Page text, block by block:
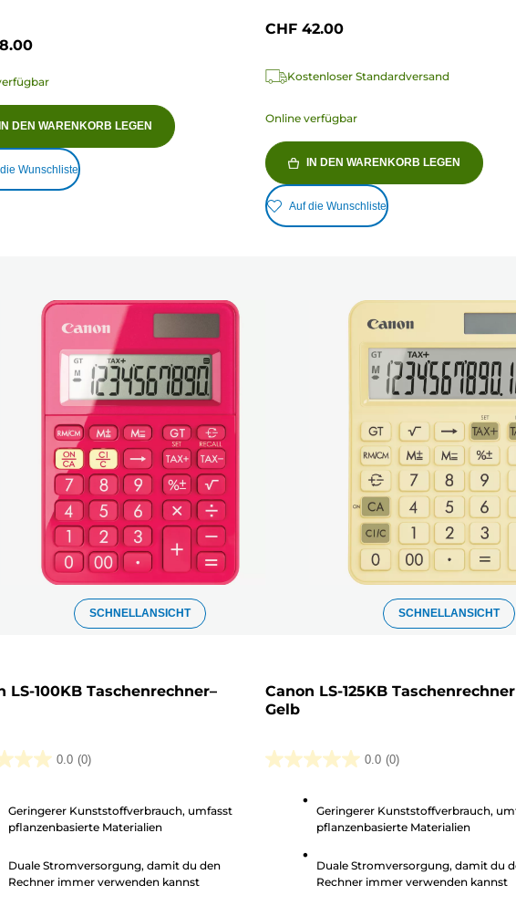
IN DEN WARENKORB LEGEN
Wunschliste
CHF 42.00
Kostenloser Standardversand
Online verfügbar
IN DEN WARENKORB LEGEN
Auf die Wunschliste
SCHNELLANSICHT
LS-100KB Taschenrechner–
0.0 (0)
Geringerer Kunststoffverbrauch, umfasst
pflanzenbasierte Materialien
Duale Stromversorgung, damit du den
Rechner immer verwenden kannst
SCHNELLANSICHT
Canon LS-125KB
Gelb
0.0 (0)
0.0
Sternen.
Geringerer Kunststoffverbrauch,
pflanzenbasierte Materialien
Duale Stromversorgung, damit du
Rechner immer verwenden kannst